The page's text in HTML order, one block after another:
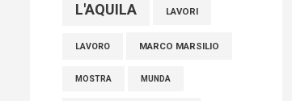
L'AQUILA LAVORI
LAVORO MARCO MARSILIO
MOSTRA MUNDA